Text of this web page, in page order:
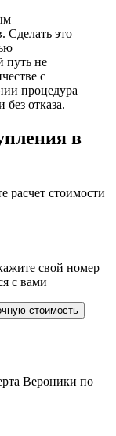
Сделать это
путь не
с
процедура
отказа.
в
расчет стоимости
свой номер
с вами
стоимость
Вероники по